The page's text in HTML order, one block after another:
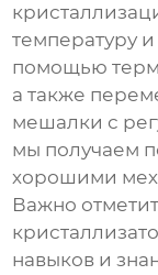
температуру
помощью
а также
мешалки с
мы получаем
хорошими
Важно
навыков и